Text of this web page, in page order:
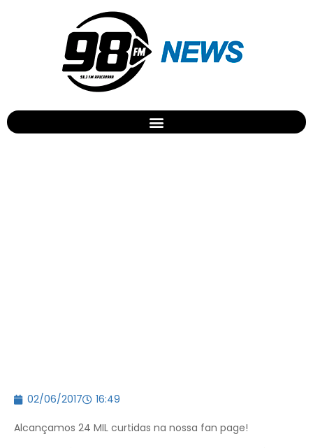
02/06/2017 16:49
Alcançamos 24 MIL curtidas na nossa fan page!